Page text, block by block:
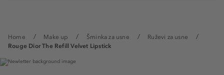
Home Make up Šminka za usne
Ruževi za usne
Rouge Dior The Refill Velvet Lipstick